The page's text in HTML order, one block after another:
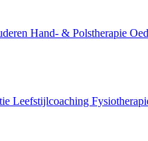
Hand- & Polstherapie
Leefstijlcoaching